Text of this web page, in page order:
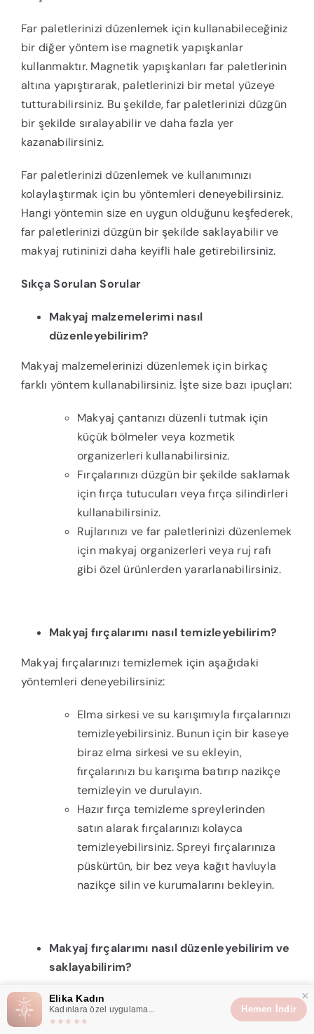
Far paletlerinizi düzenlemek için kullanabileceğiniz
bir diğer yöntem ise magnetik yapışkanlar
kullanmaktır. Magnetik yapışkanları far paletlerinin
altına yapıştırarak, paletlerinizi bir metal yüzeye
tutturabilirsiniz. Bu şekilde, far paletlerinizi düzgün
bir şekilde sıralayabilir ve daha fazla yer
kazanabilirsiniz.
Far paletlerinizi düzenlemek ve kullanımınızı
kolaylaştırmak için bu yöntemleri deneyebilirsiniz.
Hangi yöntemin size en uygun olduğunu keşfederek,
far paletlerinizi düzgün bir şekilde saklayabilir ve
makyaj rutininizi daha keyifli hale getirebilirsiniz.
Sıkça Sorulan Sorular
Makyaj malzemelerimi nasıl
düzenleyebilirim?
Makyaj malzemelerinizi düzenlemek için birkaç
farklı yöntem kullanabilirsiniz. İşte size bazı ipuçları:
Makyaj çantanızı düzenli tutmak için
küçük bölmeler veya kozmetik
organizerleri kullanabilirsiniz.
Fırçalarınızı düzgün bir şekilde saklamak
için fırça tutucuları veya fırça silindirleri
kullanabilirsiniz.
Rujlarınızı ve far paletlerinizi düzenlemek
için makyaj organizerleri veya ruj rafı
gibi özel ürünlerden yararlanabilirsiniz.
Makyaj fırçalarımı nasıl temizleyebilirim?
Makyaj fırçalarınızı temizlemek için aşağıdaki
yöntemleri deneyebilirsiniz:
Elma sirkesi ve su karışımıyla fırçalarınızı
temizleyebilirsiniz. Bunun için bir kaseye
biraz elma sirkesi ve su ekleyin,
fırçalarınızı bu karışıma batırıp nazikçe
temizleyin ve durulayın.
Hazır fırça temizleme spreylerinden
satın alarak fırçalarınızı kolayca
temizleyebilirsiniz. Spreyi fırçalarınıza
püskürtün, bir bez veya kağıt havluyla
nazikçe silin ve kurumalarını bekleyin.
Makyaj fırçalarımı nasıl düzenleyebilirim ve
saklayabilirim?
Makyaj fırçalarınızı düzenlemek ve saklamak için
aşağıdaki yöntemleri deneyebilirsiniz:
×
Elika Kadın
Kadınlara özel uygulama...
★★★★★
Hemen İndir